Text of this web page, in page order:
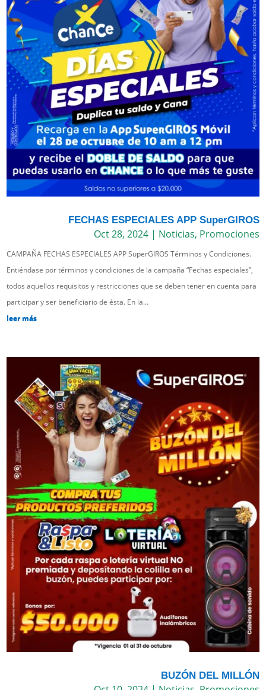
FECHAS ESPECIALES APP SuperGIROS
Oct 28, 2024| Noticias, Promociones
CAMPAÑA FECHAS ESPECIALES APP SuperGIROS Términos y Condiciones.
Entiéndase por términos y condiciones de la campaña “Fechas especiales”,
todos aquellos requisitos y restricciones que se deben tener en cuenta para
participar y ser beneficiario de ésta. En la...
leer más
BUZÓN DEL MILLÓN